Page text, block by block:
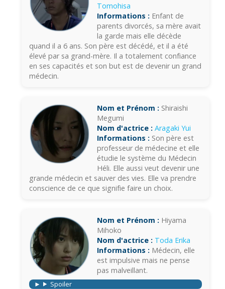
Tomohisa
Informations : Enfant de
parents divorcés, sa mère avait
la garde mais elle décède
quand il a 6 ans. Son père est décédé, et il a été
élevé par sa grand-mère. Il a totalement confiance
en ses capacités et son but est de devenir un grand
médecin.
Nom et Prénom : Shiraishi
Megumi
Nom d'actrice : Aragaki Yui
Informations : Son père est
professeur de médecine et elle
étudie le système du Médecin
Héli. Elle aussi veut devenir une
grande médecin et sauver des vies. Elle va prendre
conscience de ce que signifie faire un choix.
Nom et Prénom : Hiyama
Mihoko
Nom d'actrice : Toda Erika
Informations : Médecin, elle
est impulsive mais ne pense
pas malveillant.
Spoiler